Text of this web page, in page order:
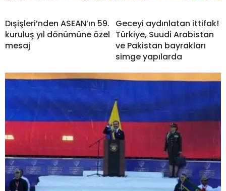
Dışişleri’nden ASEAN’ın 59.
kuruluş yıl dönümüne özel
mesaj
Geceyi aydınlatan ittifak!
Türkiye, Suudi Arabistan
ve Pakistan bayrakları
simge yapılarda